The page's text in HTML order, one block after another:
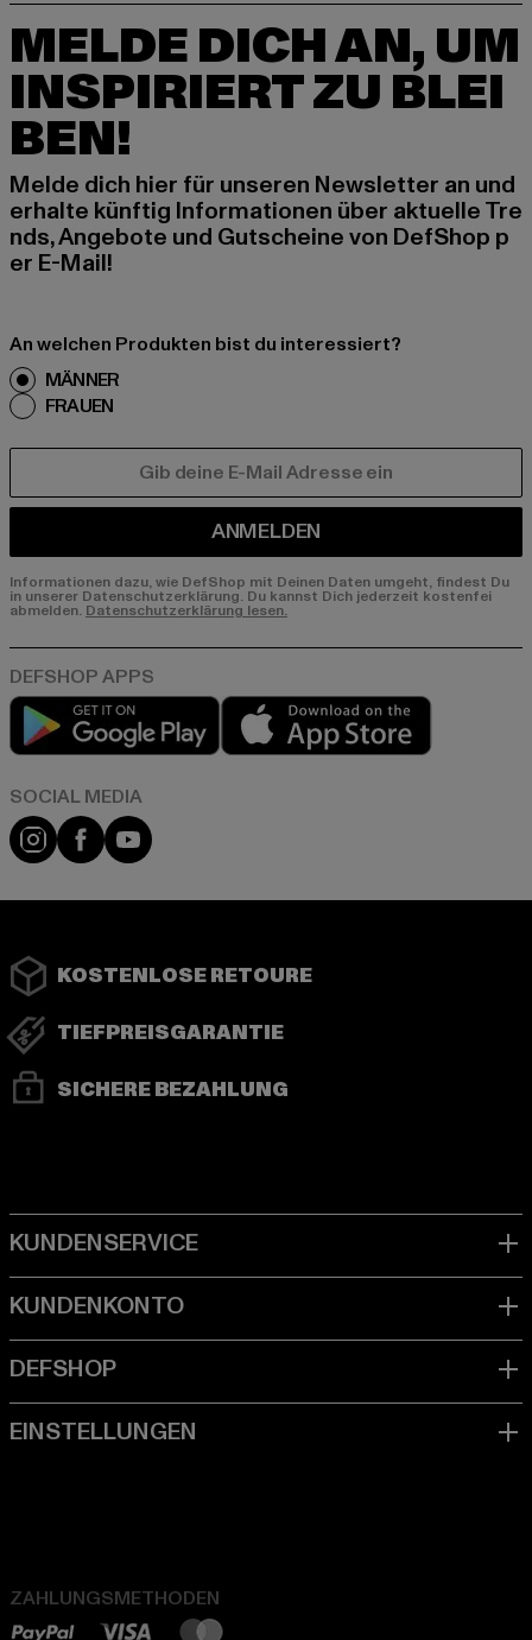
MELDE DICH AN, UM
INSPIRIERT ZU BLEI
BEN!
Melde dich hier für unseren Newsletter an und
erhalte künftig Informationen über aktuelle Tre
nds, Angebote und Gutscheine von DefShop p
er E-Mail!
An welchen Produkten bist du interessiert?
MÄNNER
FRAUEN
ANMELDEN
Informationen dazu, wie DefShop mit Deinen Daten umgeht, findest Du
in unserer Datenschutzerklärung. Du kannst Dich jederzeit kostenfei
abmelden. Datenschutzerklärung lesen.
Play market
Instagram
FacebookYouTube
KOSTENLOSE RETOURE
TIEFPREISGARANTIE
SICHERE BEZAHLUNG
ZAHLUNGSMETHODEN